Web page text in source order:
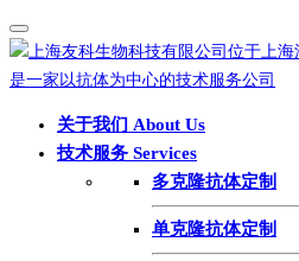
关于我们 About Us
技术服务 Services
多克隆抗体定制
单克隆抗体定制